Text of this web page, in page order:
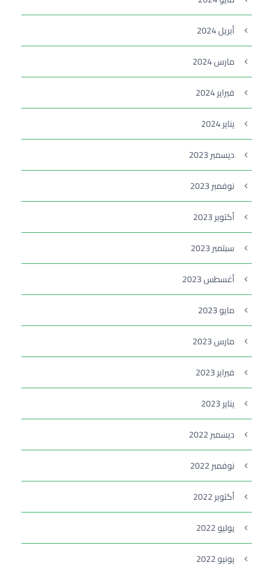
أبريل 2024
مارس 2024
فبراير 2024
يناير 2024
ديسمبر 2023
نوفمبر 2023
أكتوبر 2023
سبتمبر 2023
أغسطس 2023
مايو 2023
مارس 2023
فبراير 2023
يناير 2023
ديسمبر 2022
نوفمبر 2022
أكتوبر 2022
يوليو 2022
يونيو 2022